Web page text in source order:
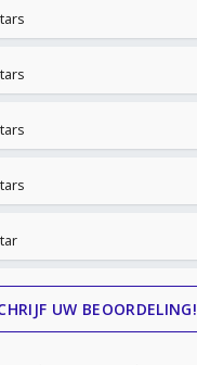
UW BEOORDELING!